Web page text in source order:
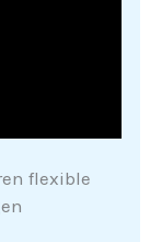
flexible